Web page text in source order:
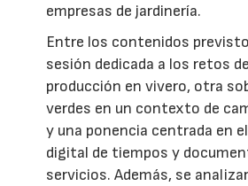
empresas de jardinería.
Entre los contenidos
sesión dedicada a los retos
producción en vivero, otra
verdes en un contexto de
y una ponencia centrada en
digital de tiempos y
servicios. Además, se